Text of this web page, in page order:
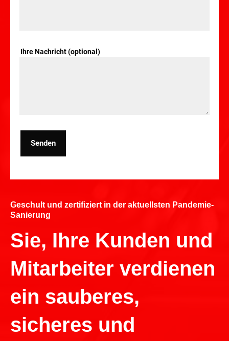
Ihre Nachricht (optional)
Senden
Geschult und zertifiziert in der aktuellsten Pandemie-
Sanierung
Sie, Ihre Kunden und
Mitarbeiter verdienen
ein sauberes,
sicheres und